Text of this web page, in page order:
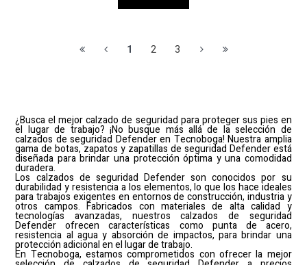
1 2 3
¿Busca el mejor calzado de seguridad para proteger sus pies en
el lugar de trabajo? ¡No busque más allá de la selección de
calzados de seguridad Defender en Tecnoboga! Nuestra amplia
gama de botas, zapatos y zapatillas de seguridad Defender está
diseñada para brindar una protección óptima y una comodidad
duradera.
Los calzados de seguridad Defender son conocidos por su
durabilidad y resistencia a los elementos, lo que los hace ideales
para trabajos exigentes en entornos de construcción, industria y
otros campos. Fabricados con materiales de alta calidad y
tecnologías avanzadas, nuestros calzados de seguridad
Defender ofrecen características como punta de acero,
resistencia al agua y absorción de impactos, para brindar una
protección adicional en el lugar de trabajo.
En Tecnoboga, estamos comprometidos con ofrecer la mejor